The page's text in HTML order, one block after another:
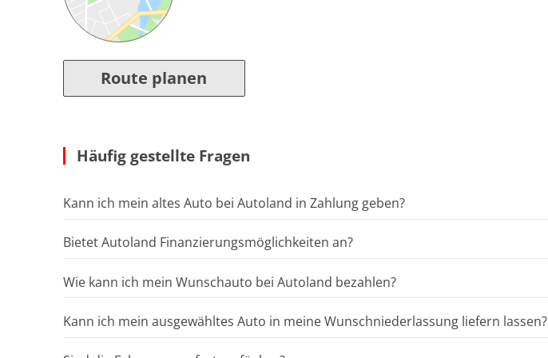
Route planen
Häufig gestellte Fragen
Kann ich mein altes Auto bei Autoland in Zahlung geben?
Bietet Autoland Finanzierungsmöglichkeiten an?
Wie kann ich mein Wunschauto bei Autoland bezahlen?
Kann ich mein ausgewähltes Auto in meine Wunschniederlassung liefern lassen?